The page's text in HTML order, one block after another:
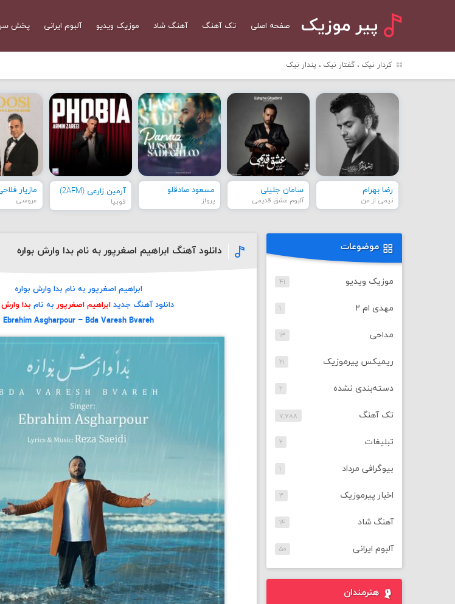
پیر موزیک صفحه اصلی تک آهنگ آهنگ شاد موزیک ویدیو آلبوم ایرانی پخش
کردار نیک ، گفتار نیک ، پندار نیک
رضا بهرام
نیمی از من
سامان جلیلی
آلبوم عشق قدیمی
مسعود صادقلو
پرواز
آرمین زارعی (2AFM)
فوبیا
مازیار
عروسی
دانلود آهنگ ابراهیم اصغرپور به نام بدا وارش بواره
ابراهیم اصغرپور به نام بدا وارش بواره
دانلود آهنگ جدید ابراهیم اصغرپور به نام بدا وارش
Ebrahim Asgharpour – Bda Varesh Bvareh
موضوعات
موزیک ویدیو ۴۱
مهدی ام ۲ ۱
مداحی ۱۳
ریمیکس پیرموزیک ۲۱
دسته‌بندی نشده ۲
تک آهنگ ۷,۷۸۸
تبلیغات ۲
بیوگرافی مرداد ۱
اخبار پیرموزیک ۳
آهنگ شاد ۱۴
آلبوم ایرانی ۵۰
هنرمندان